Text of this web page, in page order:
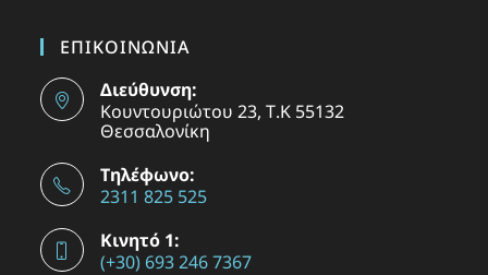
ΕΠΙΚΟΙΝΩΝΙΑ
Διεύθυνση:
Κουντουριώτου 23, Τ.Κ 55132
Θεσσαλονίκη
Τηλέφωνο:
2311 825 525
Κινητό 1:
(+30) 693 246 7367